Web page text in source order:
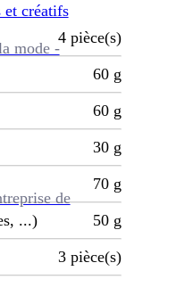
et créatifs
mode -
de
4 pièce(s)
60 g
60 g
30 g
70 g
...) 50 g
3 pièce(s)